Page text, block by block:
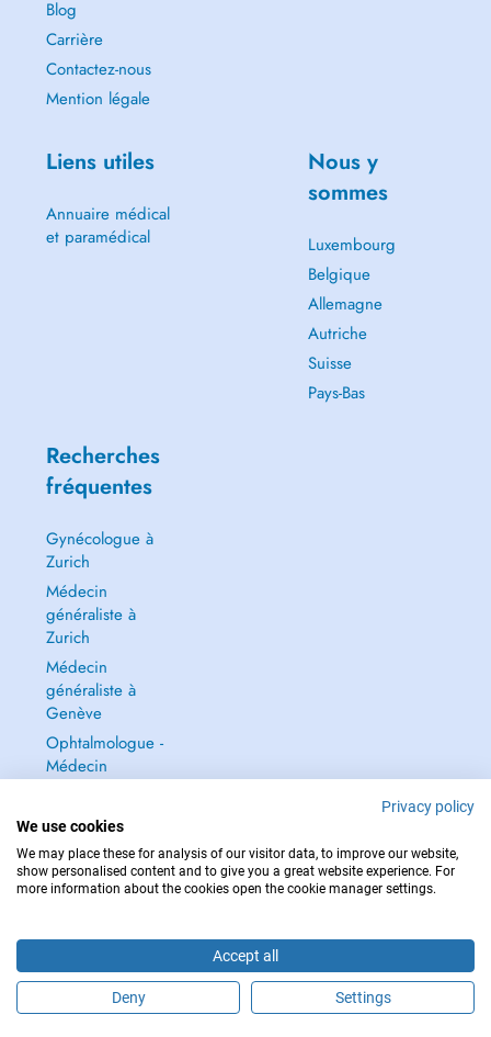
Blog
Carrière
Contactez-nous
Mention légale
Liens utiles
Annuaire médical
et paramédical
Nous y
sommes
Luxembourg
Belgique
Allemagne
Autriche
Suisse
Pays-Bas
Recherches
fréquentes
Gynécologue à
Zurich
Médecin
généraliste à
Zurich
Médecin
généraliste à
Genève
Ophtalmologue -
Médecin
POUR LES URGENCES, CONSULTEZ : 144
Copyright © 2026 - DOCTENA Switzerland GmbH - Hagenholzstrasse 81a, 8050
Zürich, Switzerland
Privacy policy
We use cookies
We may place these for analysis of our visitor data, to improve our website,
show personalised content and to give you a great website experience. For
more information about the cookies open the cookie manager settings.
Accept all
Deny Settings